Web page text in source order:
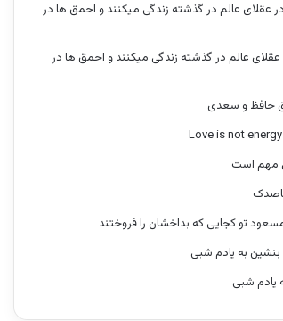
در عقلای عالم در گذشته زندگی میکنند و احمق ها در
عقلای عالم در گذشته زندگی میکنند و احمق ها در
حافظ و سعدی
Love is not energy
مهم است
تو کجایی که بداخشان را فروختند
بنشین به یادم شبی
یادم شبی